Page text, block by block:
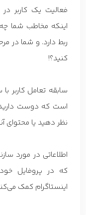
فعالیت یک کاربر در
اینکه مخاطب شما
ربط دارد. و شما در
کنید؟!
سابقه تعامل کاربر
است که دوست
نظر دهید یا محتوای
اطلاعاتی در مورد
که در پروفایل
اینستاگرام کمک